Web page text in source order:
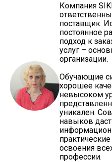
Компания
поставщик.
постоянное
подход к
услуг –
организации.
Обучающие
хорошее
невысоком
уникален.
навыков
освоения
профессии.